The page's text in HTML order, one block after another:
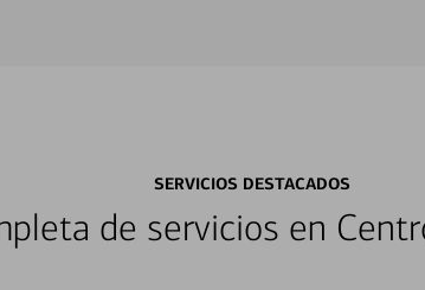
SERVICIOS DESTACADOS
de servicios en